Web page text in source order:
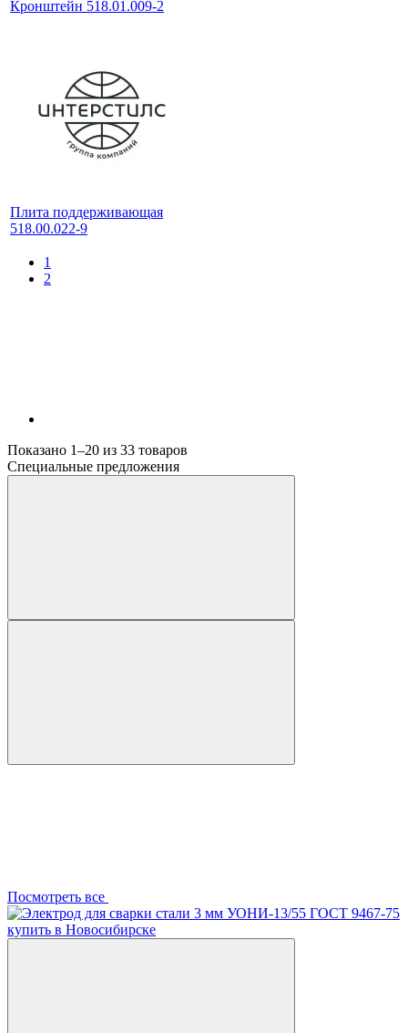
Кронштейн 518.01.009-2
Плита поддерживающая
518.00.022-9
1
2
Показано 1–20 из 33 товаров
Специальные предложения
Посмотреть все